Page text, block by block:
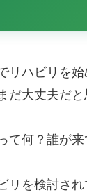
リハビリを
だ大丈夫だ
て何？誰が
リを検討さ